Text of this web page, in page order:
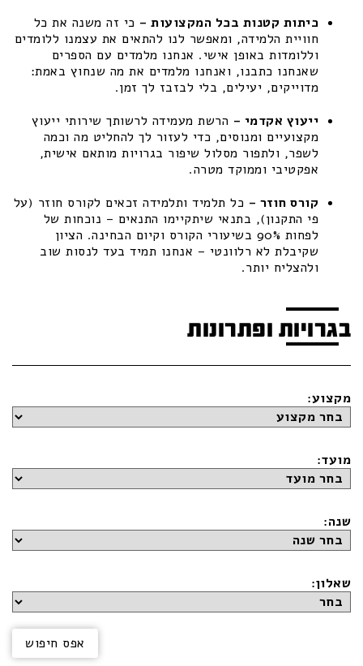
כיתות קטנות בכל המקצועות – כי זה משנה את כל
חוויית הלמידה, ומאפשר לנו להתאים את עצמנו ללומדים
וללומדות באופן אישי. אנחנו מלמדים עם הספרים
שאנחנו כתבנו, ואנחנו מלמדים את מה שנחוץ באמת:
מדוייקים, יעילים, בלי לבזבז לך זמן.
ייעוץ אקדמי – הרשת מעמידה לרשותך שירותי ייעוץ
מקצועיים ומנוסים, כדי לעזור לך להחליט מה וכמה
לשפר, ולתפור מסלול שיפור בגרויות מותאם אישית,
אפקטיבי וממוקד מטרה.
קורס חוזר – כל תלמיד ותלמידה זכאים לקורס חוזר (על
פי התקנון), בתנאי שיתקיימו התנאים – נוכחות של
לפחות 90% בשיעורי הקורס וקיום הבחינה. הציון
שקיבלת לא רלוונטי – אנחנו תמיד בעד לנסות שוב
ולהצליח יותר.
בגרויות ופתרונות
מקצוע:
מועד:
שנה:
שאלון: